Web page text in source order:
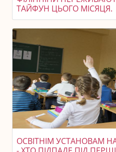
ТАЙФУН ЦЬОГО МІСЯЦЯ.
ОСВІТНІМ УСТАНОВАМ